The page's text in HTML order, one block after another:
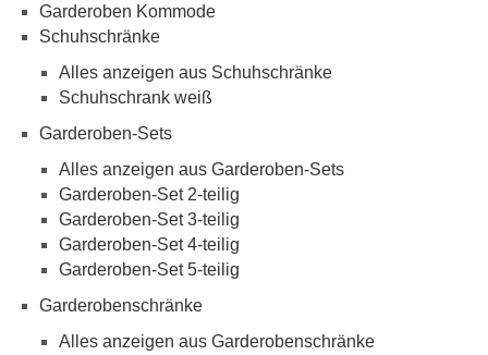
Garderoben Kommode
Schuhschränke
Alles anzeigen aus Schuhschränke
Schuhschrank weiß
Garderoben-Sets
Alles anzeigen aus Garderoben-Sets
Garderoben-Set 2-teilig
Garderoben-Set 3-teilig
Garderoben-Set 4-teilig
Garderoben-Set 5-teilig
Garderobenschränke
Alles anzeigen aus Garderobenschränke